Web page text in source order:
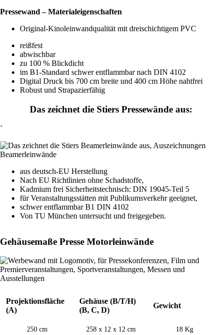
Pressewand – Materialeigenschaften
Original-Kinoleinwandqualität mit dreischichtigem PVC
reißfest
abwischbar
zu 100 % Blickdicht
im B1-Standard schwer entflammbar nach DIN 4102
Digital Druck bis 700 cm breite und 400 cm Höhe nahtfrei
Robust und Strapazierfähig
Das zeichnet die Stiers Pressewände aus:
´
aus deutsch-EU Herstellung
Nach EU Richtlinien ohne Schadstoffe,
Kadmium frei Sicherheitstechnisch: DIN 19045-Teil 5
für Veranstaltungsstätten mit Publikumsverkehr geeignet,
schwer entflammbar B1 DIN 4102
Von TU München untersucht und freigegeben.
Gehäusemaße Presse Motorleinwände
Projektionsfläche
(A)
Gehäuse (B/T/H)
(B, C, D)
Gewicht
250 cm 258 x 12 x 12 cm 18 Kg